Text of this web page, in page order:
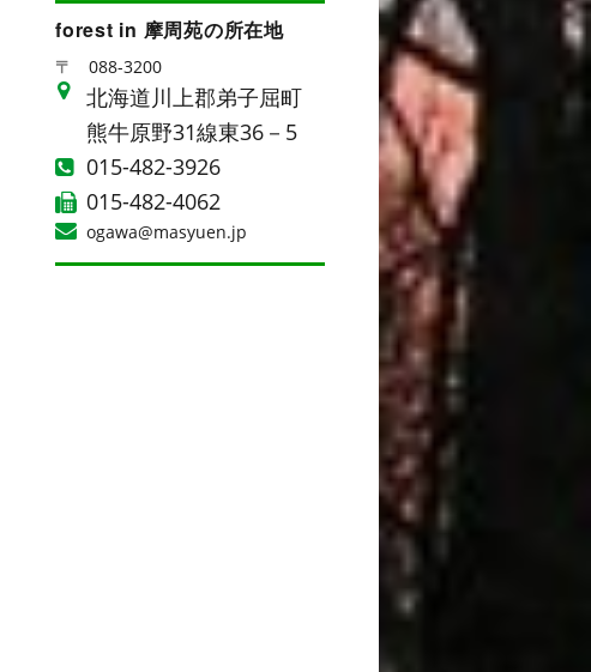
forest in 摩周苑の所在地
〒 088-3200
北海道川上郡弟子屈町
熊牛原野31線東36－5
015-482-3926
015-482-4062
ogawa@masyuen.jp